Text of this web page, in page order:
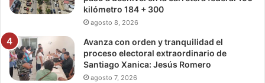
kilómetro 184 + 300
agosto 8, 2026
Avanza con orden y tranquilidad el
proceso electoral extraordinario de
Santiago Xanica: Jesús Romero
agosto 7, 2026